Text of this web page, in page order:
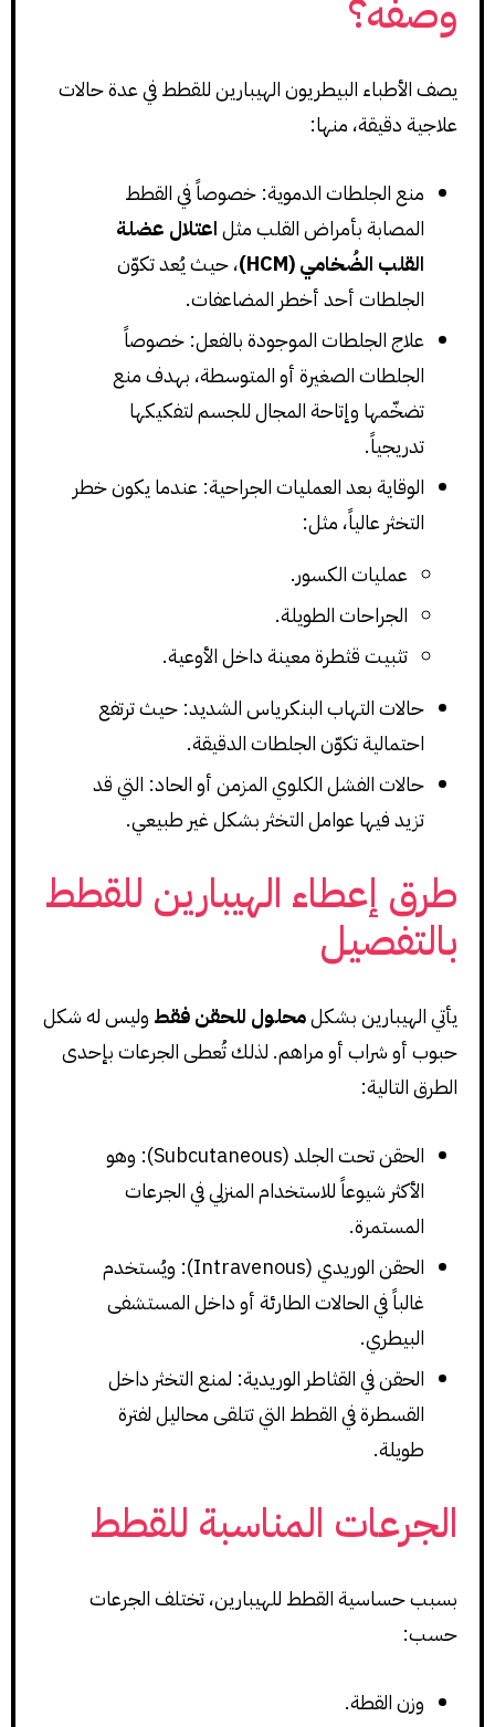
وصفه؟
يصف الأطباء البيطريون الهيبارين للقطط في عدة حالات
علاجية دقيقة، منها:
منع الجلطات الدموية: خصوصاً في القطط
المصابة بأمراض القلب مثلاعتلال عضلة
القلب الضُخامي (HCM)
، حيث يُعد تكوّن
الجلطات أحد أخطر المضاعفات.
علاج الجلطات الموجودة بالفعل: خصوصاً
الجلطات الصغيرة أو المتوسطة، بهدف منع
تضخّمها وإتاحة المجال للجسم لتفكيكها
تدريجياً.
الوقاية بعد العمليات الجراحية: عندما يكون خطر
التخثر عالياً، مثل:
عمليات الكسور.
الجراحات الطويلة.
تثبيت قثطرة معينة داخل الأوعية.
حالات التهاب البنكرياس الشديد: حيث ترتفع
احتمالية تكوّن الجلطات الدقيقة.
حالات الفشل الكلوي المزمن أو الحاد: التي قد
تزيد فيها عوامل التخثر بشكل غير طبيعي.
طرق إعطاء الهيبارين للقطط
بالتفصيل
يأتي الهيبارين بشكلمحلول للحقن فقط وليس له شكل
حبوب أو شراب أو مراهم. لذلك تُعطى الجرعات بإحدى
الطرق التالية:
الحقن تحت الجلد (Subcutaneous): وهو
الأكثر شيوعاً للاستخدام المنزلي في الجرعات
المستمرة.
الحقن الوريدي (Intravenous): ويُستخدم
غالباً في الحالات الطارئة أو داخل المستشفى
البيطري.
الحقن في القثاطر الوريدية: لمنع التخثر داخل
القسطرة في القطط التي تتلقى محاليل لفترة
طويلة.
الجرعات المناسبة للقطط
بسبب حساسية القطط للهيبارين، تختلف الجرعات
حسب:
وزن القطة.